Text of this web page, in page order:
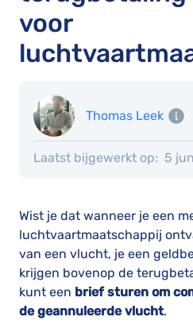
voor
Thomas Leek
Laatst bijgewerkt op: 5
Wist je dat wanneer je een
luchtvaartmaatschappij
van een vlucht, je een
krijgen bovenop de
kunt een brief sturen om
de geannuleerde vlucht.